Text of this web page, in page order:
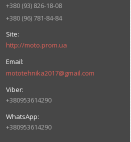
+380 (93) 826-18-08
+380 (96) 781-84-84
http://moto.prom.ua
mototehnika2017@gmail.com
+380953614290
+380953614290